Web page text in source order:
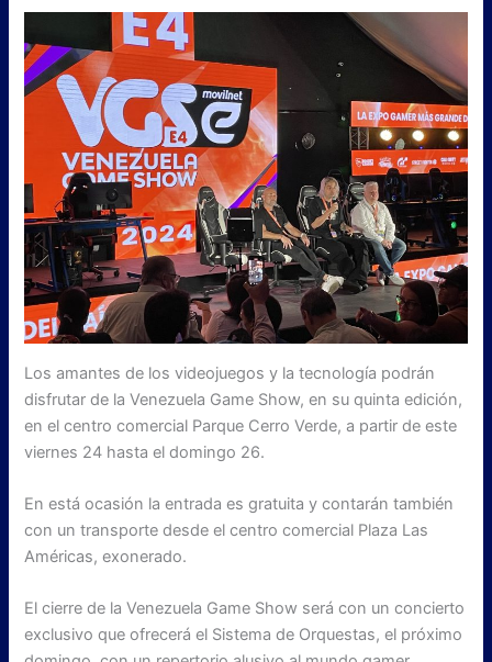
Los amantes de los videojuegos y la tecnología podrán
disfrutar de la Venezuela Game Show, en su quinta edición,
en el centro comercial Parque Cerro Verde, a partir de este
viernes 24 hasta el domingo 26.
En está ocasión la entrada es gratuita y contarán también
con un transporte desde el centro comercial Plaza Las
Américas, exonerado.
El cierre de la Venezuela Game Show será con un concierto
exclusivo que ofrecerá el Sistema de Orquestas, el próximo